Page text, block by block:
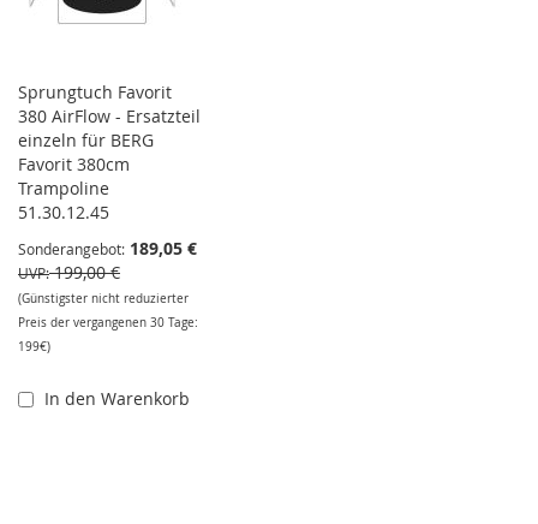
Sprungtuch Favorit
380 AirFlow - Ersatzteil
einzeln für BERG
Favorit 380cm
Trampoline
51.30.12.45
Sonderangebot 189,05 €
UVP 199,00 €
(Günstigster nicht reduzierter
Preis der vergangenen 30 Tage:
199€)
In den Warenkorb